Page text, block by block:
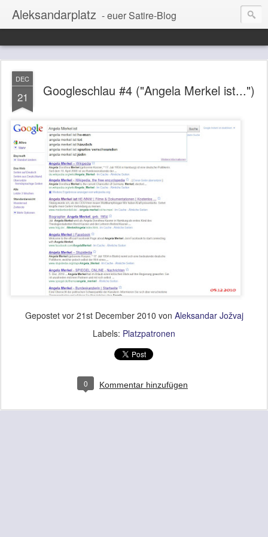
Aleksandarplatz - euer Satire-Blog
DEC
21 Googleschlau #4 ("Angela Merkel ist...")
Gepostet vor 21st December 2010 von Aleksandar Jožvaj
Labels: Platzpatronen
0 Kommentar hinzufügen